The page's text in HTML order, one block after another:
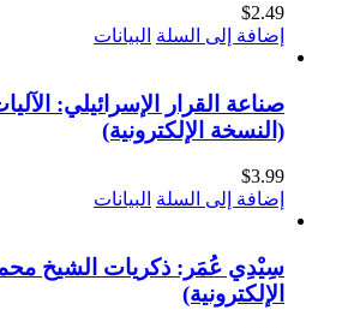
$2.49
إضافة إلى السلة البيانات
صناعة القرار الإسرائيلي:
(النسخة الإلكترونية)
$3.99
إضافة إلى السلة البيانات
سِيْدِي عُمَر: ذكريات الشيخ
الإلكترونية)